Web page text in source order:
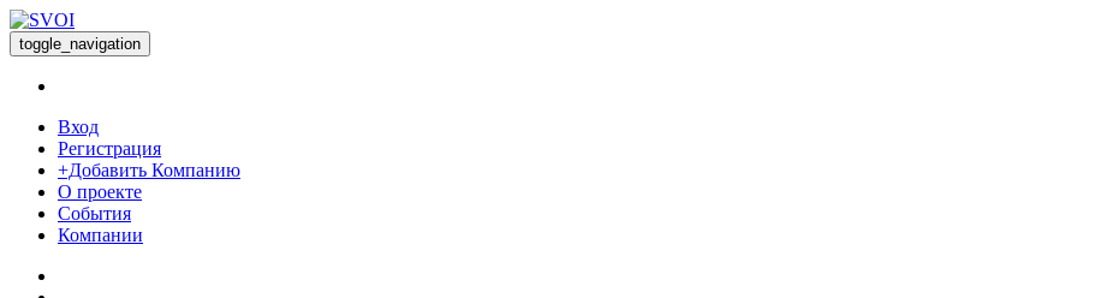
toggle_navigation
Вход
Регистрация
+Добавить Компанию
О проекте
События
Компании